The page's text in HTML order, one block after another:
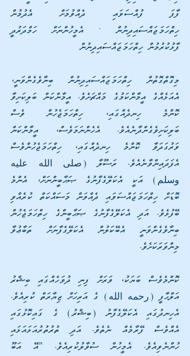
ފާފަ ފުއްސަވައި ދެއްވުމަށް އެދުމުން
ހިތްހަމަޖައްސައިދިނުން • އެމީހުންނަށް ހަމްދަރުދީ
ފާޅުކުރުމުން ހިތްހަމަޖައްސައިދިނުން
އެއަޅެއްގެ އީމާންކަމުގެ މައްޗަށެވެ. އީމާންކަން ބަލިކަށިވާ
ބަލިކަށިވެގެންދާނެއެވެ. އެހެންނަމަވެސް، އީމާންކަން
ބޮޑަށް ހިތްހަމަޖައްސަވައި ދެއްވަން މަސައްކަތް ކުރެއްވި
ބޭފުޅެވެ. އަދި އެކަލޭގެފާނުގެ ޞަޙާބީންގެ ހިތްހަމަޖެހުން
ބިނާވެގެންވަނީ އެބޭކަލުން އެކަލޭގެފާނަށް ތަބާޢުވާ
މިންވަރަކަށެވެ.
ކޮންމެވެސް ބަޔަކު، ވަރަށް ފިނި ދުވަހެއްގައި ބިޝްރު